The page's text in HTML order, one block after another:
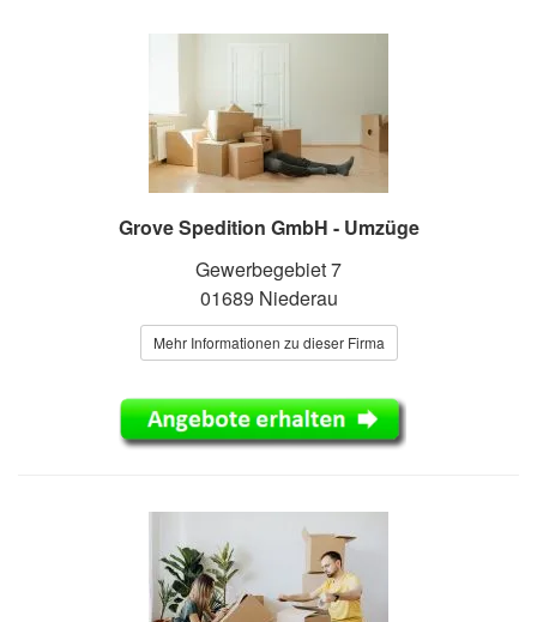
Grove Spedition GmbH - Umzüge
Gewerbegebiet 7
01689 Niederau
Mehr Informationen zu dieser Firma